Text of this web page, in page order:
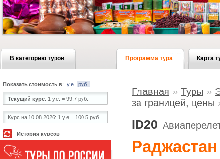
В категорию туров Программа тура Карта
Главная » Туры »
за границей, цены
ID20
Показать стоимость в: у.е. руб.
Текущий курс: 1 у.е. = 99.7 руб.
Курс на 10.08.2026: 1 у.е = 100.5 руб.
История курсов